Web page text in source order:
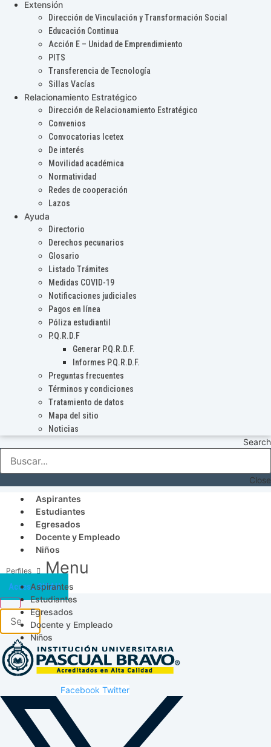
Extensión
Dirección de Vinculación y Transformación Social
Educación Continua
Acción E – Unidad de Emprendimiento
PITS
Transferencia de Tecnología
Sillas Vacías
Relacionamiento Estratégico
Dirección de Relacionamiento Estratégico
Convenios
Convocatorias Icetex
De interés
Movilidad académica
Normatividad
Redes de cooperación
Lazos
Ayuda
Directorio
Derechos pecunarios
Glosario
Listado Trámites
Medidas COVID-19
Notificaciones judiciales
Pagos en línea
Póliza estudiantil
P.Q.R.D.F
Generar P.Q.R.D.F.
Informes P.Q.R.D.F.
Preguntas frecuentes
Términos y condiciones
Tratamiento de datos
Mapa del sitio
Noticias
Search
Close
Aspirantes
Estudiantes
Egresados
Docente y Empleado
Niños
Menu
Aspirantes
Estudiantes
Egresados
Docente y Empleado
Niños
Acceso SICAU
Facebook Twitter